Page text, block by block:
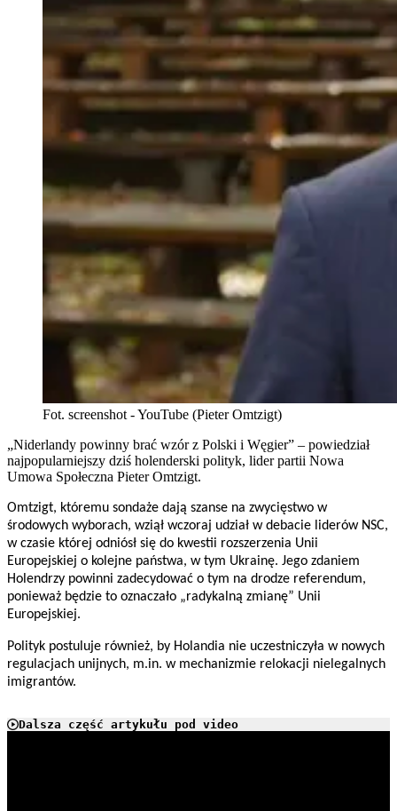
Fot. screenshot - YouTube (Pieter Omtzigt)
„Niderlandy powinny brać wzór z Polski i Węgier” – powiedział
najpopularniejszy dziś holenderski polityk, lider partii Nowa
Umowa Społeczna Pieter Omtzigt.
Omtzigt, któremu sondaże dają szanse na zwycięstwo w
środowych wyborach, wziął wczoraj udział w debacie liderów NSC,
w czasie której odniósł się do kwestii rozszerzenia Unii
Europejskiej o kolejne państwa, w tym Ukrainę. Jego zdaniem
Holendrzy powinni zadecydować o tym na drodze referendum,
ponieważ będzie to oznaczało „radykalną zmianę” Unii
Europejskiej.
Polityk postuluje również, by Holandia nie uczestniczyła w nowych
regulacjach unijnych, m.in. w mechanizmie relokacji nielegalnych
imigrantów.
Dalsza część artykułu pod video